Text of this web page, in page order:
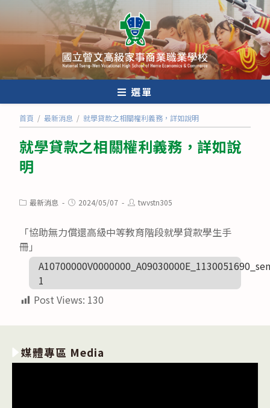
內
選單
首頁 / 最新消息 / 就學貸款之相關權利義務，詳如說明
就學貸款之相關權利義務，詳如說
明
Post最新消息
Post2024/05/07
Posttwvstn305
「協助無力償還高級中等教育階段就學貸款學生手
冊」
1
Post Views: 130
媒體專區 Media